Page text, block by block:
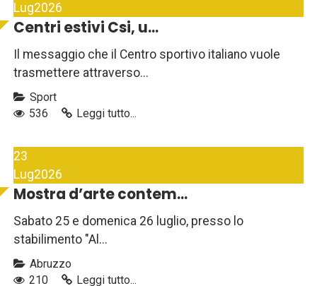
Lug2026
Centri estivi Csi, u...
Il messaggio che il Centro sportivo italiano vuole
trasmettere attraverso...
Sport
536
Leggi tutto...
23
Lug2026
Mostra d’arte contem...
Sabato 25 e domenica 26 luglio, presso lo
stabilimento "Al...
Abruzzo
210
Leggi tutto...